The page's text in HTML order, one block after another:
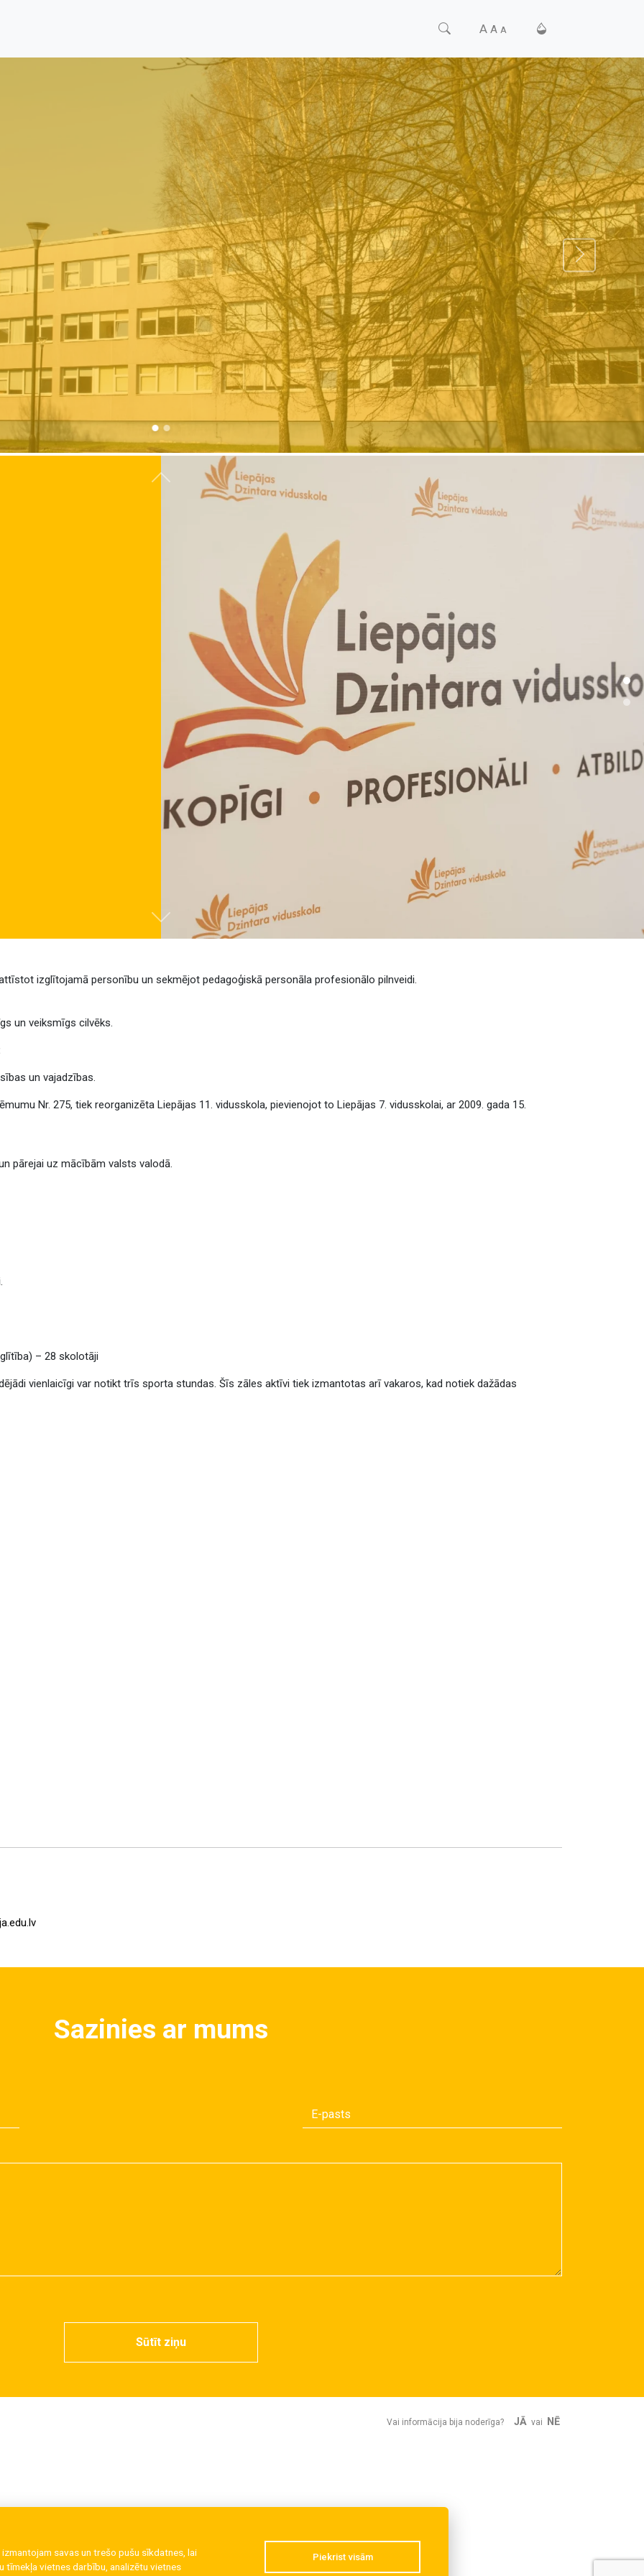
A A A
TĀLĀK
Atpakaļ
Tālāk
izglītojamā personību un sekmējot pedagoģiskā personāla profesionālo pilnveidi.
un veiksmīgs cilvēks.
un vajadzības.
Nr. 275, tiek reorganizēta Liepājas 11. vidusskola, pievienojot to Liepājas 7. vidusskolai, ar 2009. gada 15.
pārejai uz mācībām valsts valodā.
.
– 28 skolotāji
vienlaicīgi var notikt trīs sporta stundas. Šīs zāles aktīvi tiek izmantotas arī vakaros, kad notiek dažādas
Sazinies ar mums
Sūtīt ziņu
Vai informācija bija noderīga? JĀ vai NĒ
savas un trešo pušu sīkdatnes, lai
tīmekļa vietnes darbību, analizētu vietnes
Piekrist visām